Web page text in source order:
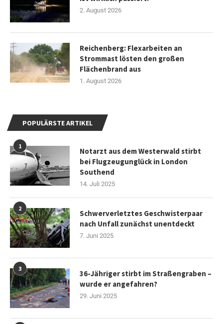
2. August 2026
Reichenberg: Flexarbeiten an
Strommast lösten den großen
Flächenbrand aus
1. August 2026
POPULÄRSTE ARTIKEL
1
Notarzt aus dem Westerwald stirbt
bei Flugzeugunglück in London
Southend
14. Juli 2025
2
Schwerverletztes Geschwisterpaar
nach Unfall zunächst unentdeckt
7. Juni 2025
3
36-Jähriger stirbt im Straßengraben –
wurde er angefahren?
29. Juni 2025